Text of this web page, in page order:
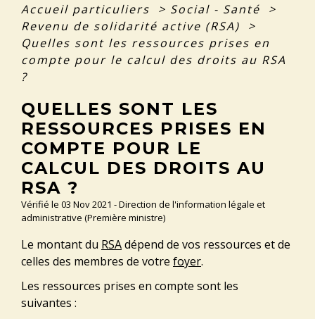
Accueil particuliers > Social - Santé
>
Revenu de solidarité active (RSA)
>
Quelles sont les ressources prises en
compte pour le calcul des droits au RSA
?
QUELLES SONT LES
RESSOURCES PRISES EN
COMPTE POUR LE
CALCUL DES DROITS AU
RSA ?
Vérifié le 03 Nov 2021 - Direction de l'information légale et
administrative (Première ministre)
Le montant du RSAdépend de vos ressources et de
celles des membres de votre foyer.
Les ressources prises en compte sont les
suivantes :